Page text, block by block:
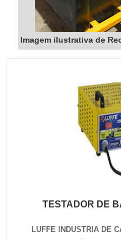
Imagem ilustrativa de
TESTADOR DE
LUFFE INDUSTRIA DE